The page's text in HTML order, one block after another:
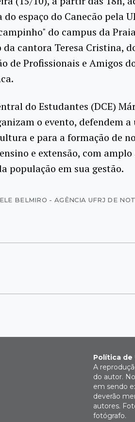
espaço do Canecão pela
do campus da
cantora Teresa Cristina,
de Profissionais e Amigos
do Estudantes (DCE)
o evento, defendem
e para a formação de
e extensão, com
população em sua gestão.
BELMIRO - AGÊNCIA UFRJ DE
Política de
A
do autor.
em sendo
deverão
autores.
fotógrafo.